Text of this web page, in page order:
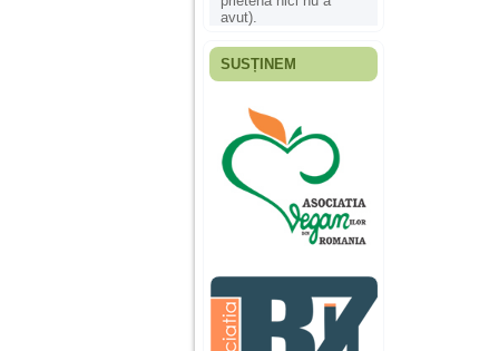
avut).
Fiica mea s-a nascut
ani, privind in urma
realizez cat de multe
greseli am facut in
educatia si cresterea
ei, am fost o mama
egoista, preocupata
de implinirea
profesionala, cand ea
era mica am neglijat-
agresiva, orice
greseala era taxata cu
o palma sau pedepse.
SUSȚINEM